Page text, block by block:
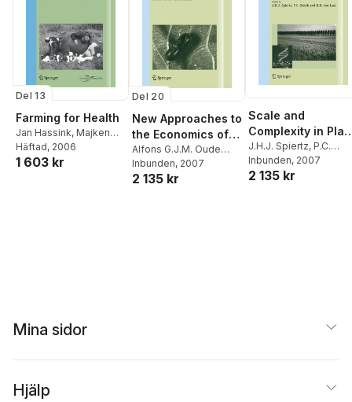
Del 13
Farming for Health
Jan Hassink, Majken
Dijk, van
Häftad, 2006
1 603 kr
Del 20
New Approaches to
the Economics of
Plant Health
Alfons G.J.M. Oude
Lansink
Inbunden, 2007
2 135 kr
Scale and
Complexity in
Systems Research
J.H.J. Spiertz, P.C.
Struik,H.H. van Laar
Inbunden, 2007
2 135 kr
Mina sidor
Hjälp